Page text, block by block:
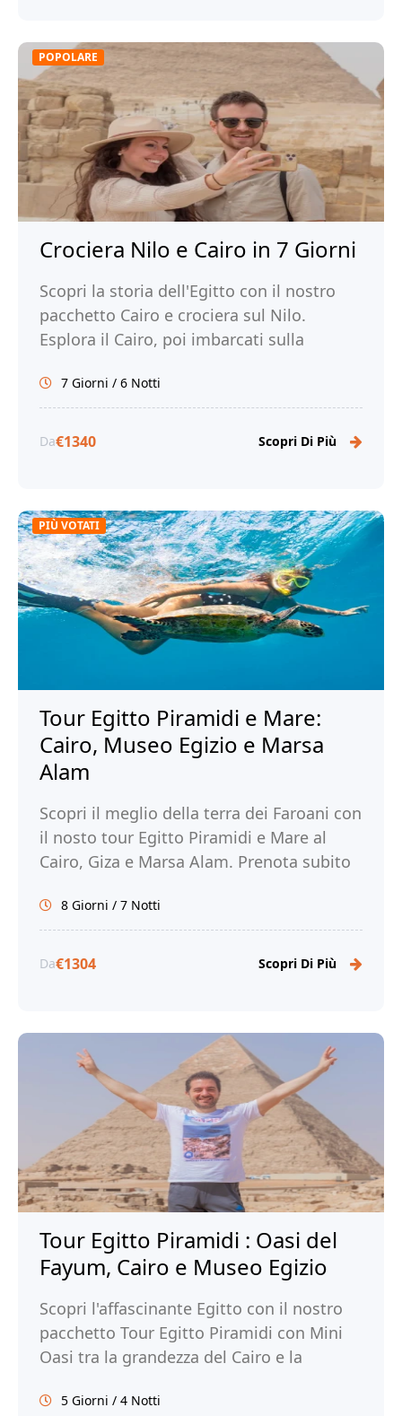
POPOLARE
Crociera Nilo e Cairo in 7 Giorni
Scopri la storia dell'Egitto con il nostro
pacchetto Cairo e crociera sul Nilo.
Esplora il Cairo, poi imbarcati sulla
7 Giorni / 6 Notti
Da€1340 Scopri Di Più
PIÙ VOTATI
Tour Egitto Piramidi e Mare:
Cairo, Museo Egizio e Marsa
Alam
Scopri il meglio della terra dei Faroani con
il nosto tour Egitto Piramidi e Mare al
Cairo, Giza e Marsa Alam. Prenota subito
8 Giorni / 7 Notti
Da€1304 Scopri Di Più
Tour Egitto Piramidi : Oasi del
Fayum, Cairo e Museo Egizio
Scopri l'affascinante Egitto con il nostro
pacchetto Tour Egitto Piramidi con Mini
Oasi tra la grandezza del Cairo e la
5 Giorni / 4 Notti